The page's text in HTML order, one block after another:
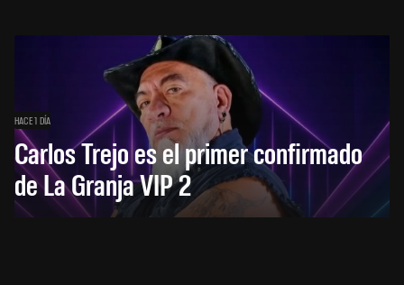
HACE 1 DÍA
Carlos Trejo es el primer confirmado
de La Granja VIP 2